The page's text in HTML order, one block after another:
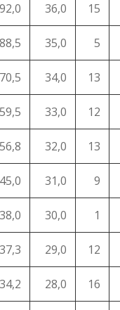
36,0 15
35,0 5
34,0 13
33,0 12
32,0 13
31,0 9
30,0 1
29,0 12
28,0 16